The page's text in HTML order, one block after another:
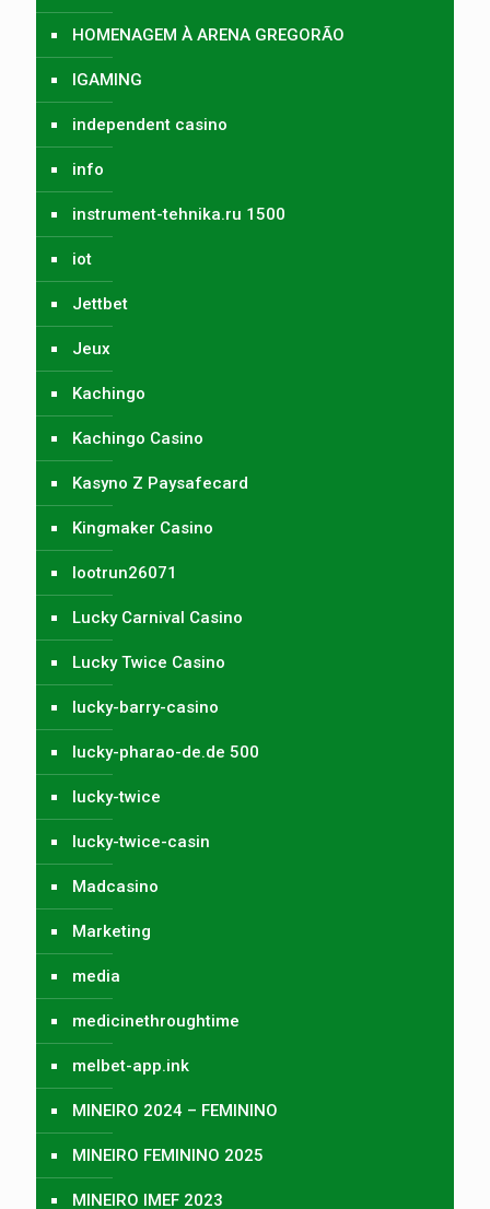
HOMENAGEM À ARENA GREGORÃO
IGAMING
independent casino
info
instrument-tehnika.ru 1500
iot
Jettbet
Jeux
Kachingo
Kachingo Casino
Kasyno Z Paysafecard
Kingmaker Casino
lootrun26071
Lucky Carnival Casino
Lucky Twice Casino
lucky-barry-casino
lucky-pharao-de.de 500
lucky-twice
lucky-twice-casin
Madcasino
Marketing
media
medicinethroughtime
melbet-app.ink
MINEIRO 2024 – FEMININO
MINEIRO FEMININO 2025
MINEIRO IMEF 2023